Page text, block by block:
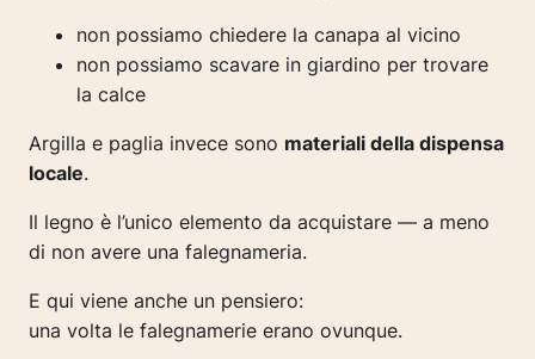
non possiamo chiedere la canapa al vicino
non possiamo scavare in giardino per trovare
la calce
Argilla e paglia invece sono materiali della dispensa
locale.
Il legno è l’unico elemento da acquistare — a meno
di non avere una falegnameria.
E qui viene anche un pensiero:
una volta le falegnamerie erano ovunque.